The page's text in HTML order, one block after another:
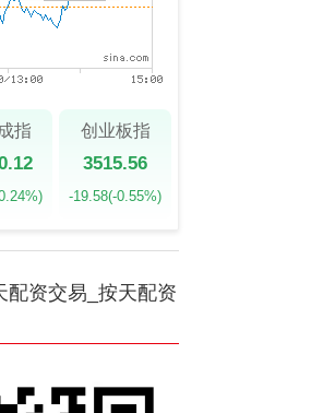
指 创业板指
3515.56
-19.58(-0.55%)
配资交易_按天配资